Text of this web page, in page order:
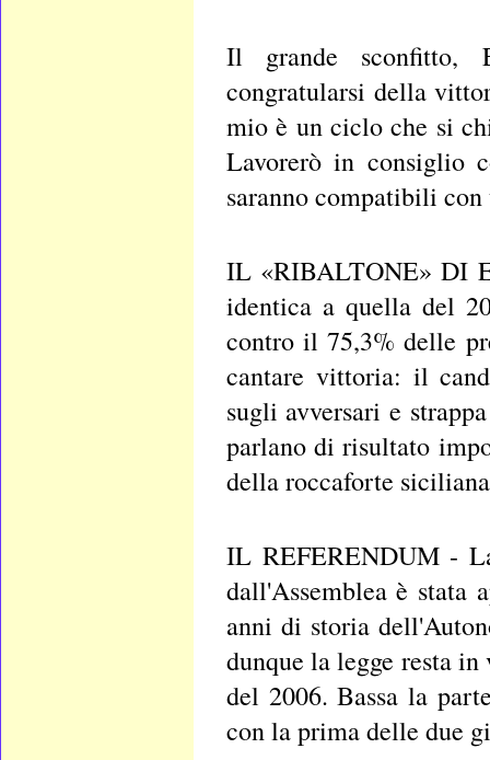
Il grande sconfitto,
congratularsi della
mio è un ciclo che si
Lavorerò in consiglio
saranno compatibili
IL «RIBALTONE» DI
identica a quella del
contro il 75,3% delle
cantare vittoria: il
sugli avversari e
parlano di risultato
della roccaforte
IL REFERENDUM -
dall'Assemblea è stata
anni di storia
dunque la legge resta
del 2006. Bassa la
con la prima delle due